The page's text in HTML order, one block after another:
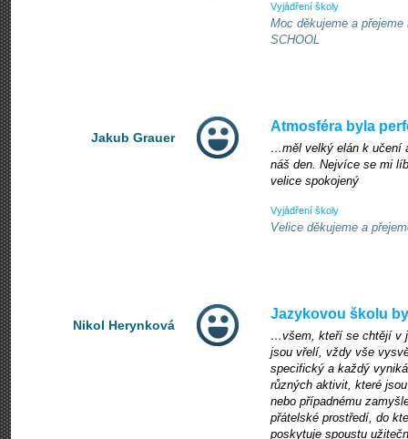
Vyjádření školy
Moc děkujeme a
SCHOOL
Jakub Grauer
Atmosféra byla
…měl velký elán k učení
náš den. Nejvíce se mi
velice spokojený
Vyjádření školy
Velice děkujeme a
Nikol Herynková
Jazykovou školu
…všem, kteří se chtějí v
jsou vřelí, vždy vše
specifický a každý
různých aktivit, které
nebo případnému
přátelské prostředí, do
poskytuje spoustu